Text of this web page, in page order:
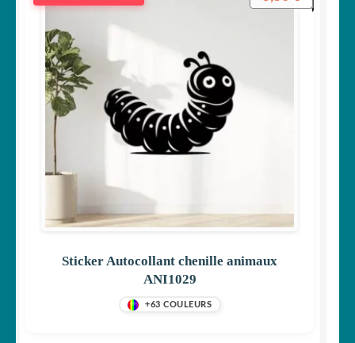
Sticker Autocollant chenille animaux
ANI1029
+63 COULEURS